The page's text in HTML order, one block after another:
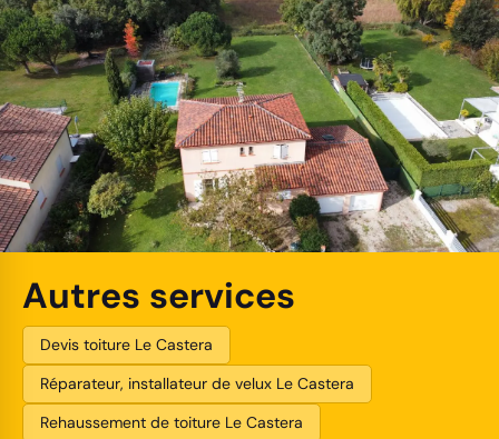
Autres services
Devis toiture Le Castera
Réparateur, installateur de velux Le Castera
Rehaussement de toiture Le Castera